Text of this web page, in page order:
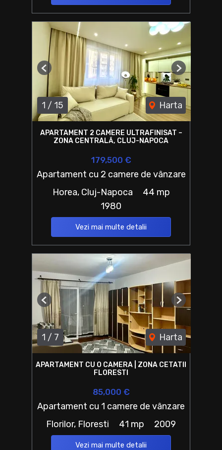
1 / 15 Harta
Previous Next
APARTAMENT 2 CAMERE ULTRAFINISAT –
ZONA CENTRALĂ, CLUJ-NAPOCA
179,500 €
Apartament cu 2 camere de vânzare
Horea, Cluj-Napoca
44 mp
1980
Vezi mai multe detalii
1 / 7 Harta
Previous Next
APARTAMENT CU O CAMERA | ZONA CETATII
FLORESTI
85,000 €
Apartament cu 1 camere de vânzare
Florilor, Floresti
41 mp 2009
Vezi mai multe detalii